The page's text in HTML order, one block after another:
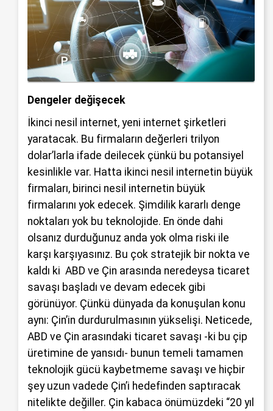
Dengeler değişecek
İkinci nesil internet, yeni internet şirketleri
yaratacak. Bu firmaların değerleri trilyon
dolar’larla ifade deilecek çünkü bu potansiyel
kesinlikle var. Hatta ikinci nesil internetin büyük
firmaları, birinci nesil internetin büyük
firmalarını yok edecek. Şimdilik kararlı denge
noktaları yok bu teknolojide. En önde dahi
olsanız durduğunuz anda yok olma riski ile
karşı karşıyasınız. Bu çok stratejik bir nokta ve
kaldı ki ABD ve Çin arasında neredeysa ticaret
savaşı başladı ve devam edecek gibi
görünüyor. Çünkü dünyada da konuşulan konu
aynı: Çin’in durdurulmasının yükselişi. Neticede,
ABD ve Çin arasındaki ticaret savaşı -ki bu çip
üretimine de yansıdı- bunun temeli tamamen
teknolojik gücü kaybetmeme savaşı ve hiçbir
şey uzun vadede Çin’i hedefinden saptıracak
nitelikte değiller. Çin kabaca önümüzdeki “20 yıl